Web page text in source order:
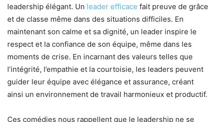
leadership élégant. Un leader efficace fait preuve de grâce
et de classe même dans des situations difficiles. En
maintenant son calme et sa dignité, un leader inspire le
respect et la confiance de son équipe, même dans les
moments de crise. En incarnant des valeurs telles que
l’intégrité, l’empathie et la courtoisie, les leaders peuvent
guider leur équipe avec élégance et assurance, créant
ainsi un environnement de travail harmonieux et productif.
Ces comédies nous rappellent que le leadership ne se